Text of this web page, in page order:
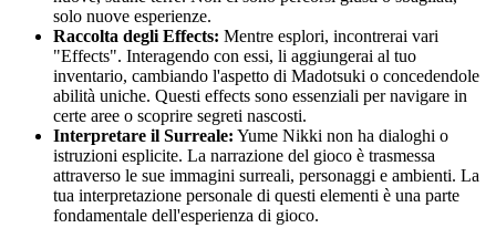
solo nuove esperienze.
Raccolta degli Effects: Mentre esplori, incontrerai vari
"Effects". Interagendo con essi, li aggiungerai al tuo
inventario, cambiando l'aspetto di Madotsuki o concedendole
abilità uniche. Questi effects sono essenziali per navigare in
certe aree o scoprire segreti nascosti.
Interpretare il Surreale: Yume Nikki non ha dialoghi o
istruzioni esplicite. La narrazione del gioco è trasmessa
attraverso le sue immagini surreali, personaggi e ambienti. La
tua interpretazione personale di questi elementi è una parte
fondamentale dell'esperienza di gioco.